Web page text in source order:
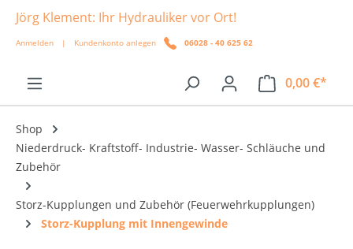
springen
Jörg Klement: Ihr Hydrauliker vor Ort!
Anmelden | Kundenkonto anlegen 06028 - 40 625 62
0,00 €*
Shop
Niederdruck- Kraftstoff- Industrie- Wasser- Schläuche und
Zubehör
Storz-Kupplungen und Zubehör (Feuerwehrkupplungen)
Storz-Kupplung mit Innengewinde